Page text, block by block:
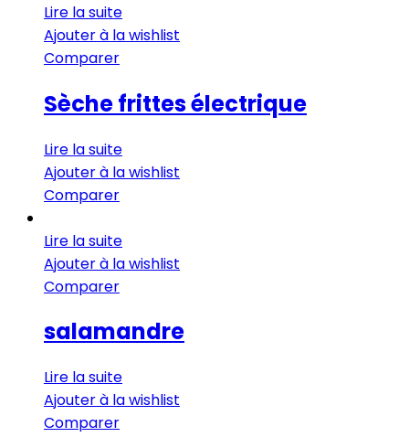
Lire la suite
Ajouter à la wishlist
Comparer
Sèche frittes électrique
Lire la suite
Ajouter à la wishlist
Comparer
Lire la suite
Ajouter à la wishlist
Comparer
salamandre
Lire la suite
Ajouter à la wishlist
Comparer